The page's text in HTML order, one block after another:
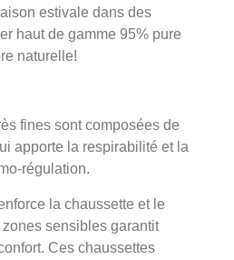
estivale dans des
haut de gamme 95% pure
naturelle!
fines sont composées de
apporte la respirabilité et la
régulation.
la chaussette et le
sensibles garantit
Ces chaussettes